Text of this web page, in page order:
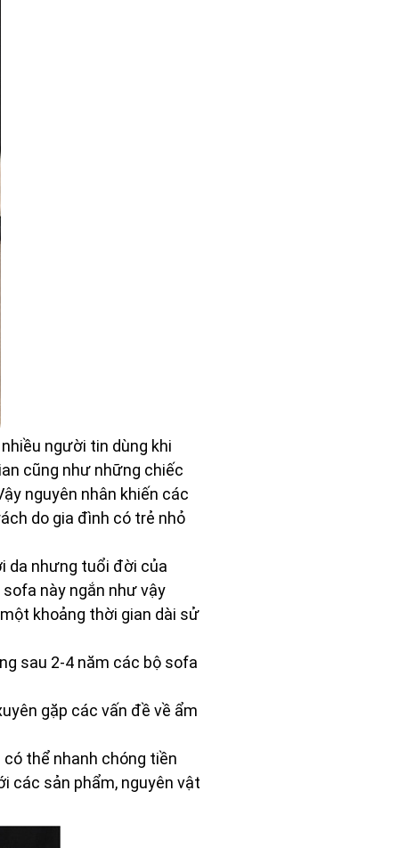
người tin dùng khi
cũng như những chiếc
nguyên nhân khiến các
do gia đình có trẻ nhỏ
da nhưng tuổi đời của
này ngắn như vậy
khoảng thời gian dài sử
sau 2-4 năm các bộ sofa
gặp các vấn đề về ẩm
thể nhanh chóng tiền
các sản phẩm, nguyên vật